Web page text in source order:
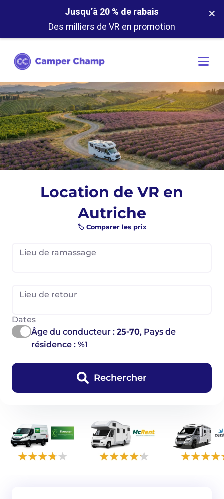
Jusqu’à 20 % de rabais
Des milliers de VR en promotion
×
Location de VR en
Autriche
🏷️ Comparer les prix
Lieu de ramassage
Lieu de retour
Dates
Âge du conducteur :25-70, Pays de
résidence : %1
Rechercher